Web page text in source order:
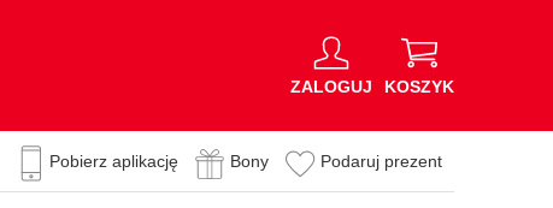
ZALOGUJ KOSZYK
Pobierz aplikację Bony Podaruj prezent